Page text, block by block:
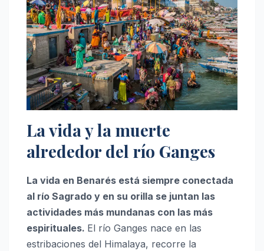
La vida y la muerte
alrededor del río Ganges
La vida en Benarés está siempre conectada
al río Sagrado y en su orilla se juntan las
actividades más mundanas con las más
espirituales. El río Ganges nace en las
estribaciones del Himalaya, recorre la